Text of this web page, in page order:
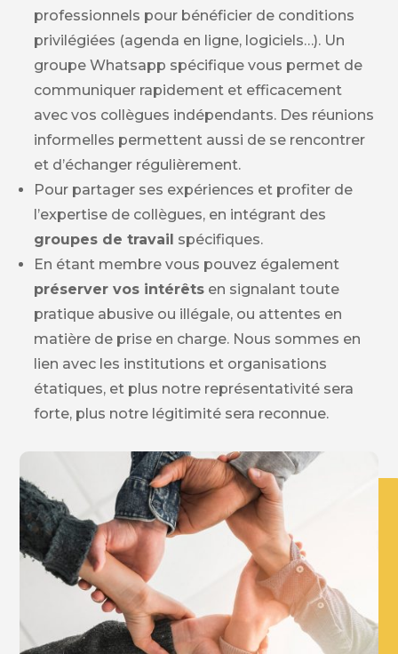
professionnels pour bénéficier de conditions
privilégiées (agenda en ligne, logiciels…). Un
groupe Whatsapp spécifique vous permet de
communiquer rapidement et efficacement
avec vos collègues indépendants. Des réunions
informelles permettent aussi de se rencontrer
et d’échanger régulièrement.
Pour partager ses expériences et profiter de
l’expertise de collègues, en intégrant des
groupes de travail spécifiques.
En étant membre vous pouvez également
préserver vos intérêts en signalant toute
pratique abusive ou illégale, ou attentes en
matière de prise en charge. Nous sommes en
lien avec les institutions et organisations
étatiques, et plus notre représentativité sera
forte, plus notre légitimité sera reconnue.